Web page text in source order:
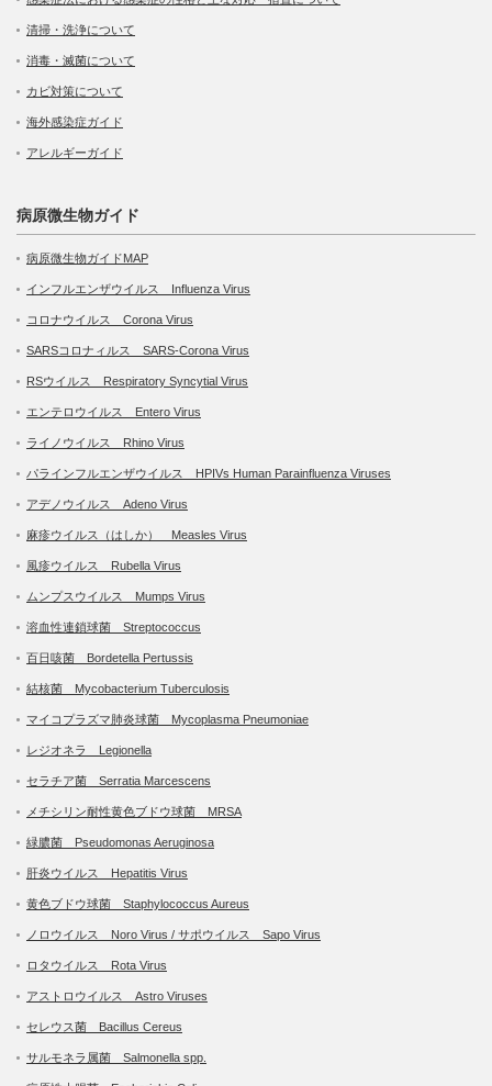
清掃・洗浄について
消毒・滅菌について
カビ対策について
海外感染症ガイド
アレルギーガイド
病原微生物ガイド
病原微生物ガイドMAP
インフルエンザウイルス Influenza Virus
コロナウイルス Corona Virus
SARSコロナィルス SARS-Corona Virus
RSウイルス Respiratory Syncytial Virus
エンテロウイルス Entero Virus
ライノウイルス Rhino Virus
パラインフルエンザウイルス HPIVs Human Parainfluenza Viruses
アデノウイルス Adeno Virus
麻疹ウイルス（はしか） Measles Virus
風疹ウイルス Rubella Virus
ムンプスウイルス Mumps Virus
溶血性連鎖球菌 Streptococcus
百日咳菌 Bordetella Pertussis
結核菌 Mycobacterium Tuberculosis
マイコプラズマ肺炎球菌 Mycoplasma Pneumoniae
レジオネラ Legionella
セラチア菌 Serratia Marcescens
メチシリン耐性黄色ブドウ球菌 MRSA
緑膿菌 Pseudomonas Aeruginosa
肝炎ウイルス Hepatitis Virus
黄色ブドウ球菌 Staphylococcus Aureus
ノロウイルス Noro Virus / サポウイルス Sapo Virus
ロタウイルス Rota Virus
アストロウイルス Astro Viruses
セレウス菌 Bacillus Cereus
サルモネラ属菌 Salmonella spp.